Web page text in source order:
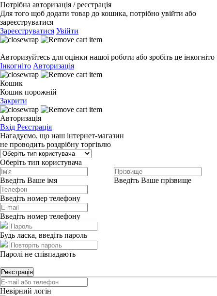
Потрібна авторизація / реєстрація
Для того щоб додати товар до кошика, потрібно увійти або
зареєструватися
Зареєструватися Увійти
Авторизуйтесь для оцінки нашої роботи або зробіть це інкогніто
Інкогніто Авторизація
Кошик
Кошик порожній
Закрити
Авторизація
Вхід Реєстрація
Нагадуємо, що наш інтернет-магазин
не проводить роздрібну торгівлю
Оберіть тип користувача
Введіть Ваше імя Введіть Ваше прізвище
Введіть номер телефону
Введіть номер телефону
Будь ласка, введіть пароль
Паролі не співпадають
Реєстрація
Невірний логін